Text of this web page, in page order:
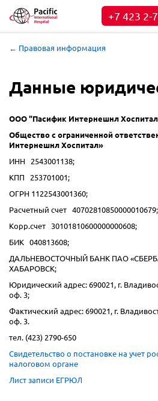
+7 423 2-
← Правовая информация
Данные
ООО "Пасифик Интернешнл
Общество с ограниченной
Интернешнл Хоспитал»
ИНН 2543001138;
КПП 253701001;
ОГРН 1122543001360;
Расчетный счет 40702810850000010679;
Корр.счет 30101810600000000608;
БИК 040813608;
ДАЛЬНЕВОСТОЧНЫЙ БАНК ПАО
ХАБАРОВСК;
Юридический адрес: 690021, г.
оф. 3;
Фактический адрес: 690021, г.
оф. 3.
тел. (423) 2790-650
Свидетельство о постановке на учет
налоговом органе
Лист записи ЕГРЮЛ